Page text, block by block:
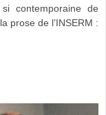
contemporaine de
prose de l’INSERM :